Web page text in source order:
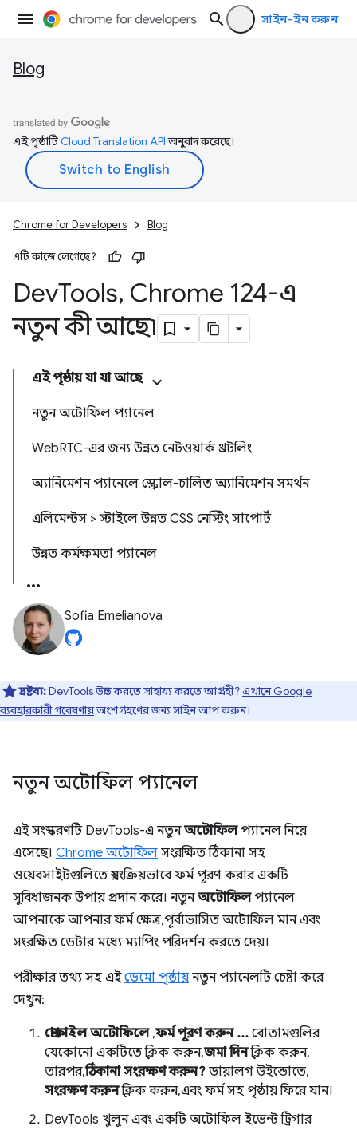
সাইন-ইন করুন
Blog
এই পৃষ্ঠাটিCloud Translation APIঅনুবাদ করেছে।
Chrome for Developers Blog
এটি কাজে লেগেছে?
DevTools, Chrome 124-এ
নতুন কী আছে৷
এই পৃষ্ঠায় যা যা আছে
নতুন অটোফিল প্যানেল
WebRTC-এর জন্য উন্নত নেটওয়ার্ক থ্রটলিং
অ্যানিমেশন প্যানেলে স্ক্রোল-চালিত অ্যানিমেশন সমর্থন
এলিমেন্টস > স্টাইলে উন্নত CSS নেস্টিং সাপোর্ট
উন্নত কর্মক্ষমতা প্যানেল
Sofia Emelianova
দ্রষ্টব্য:DevTools উন্নত করতে সাহায্য করতে আগ্রহী?এখানে Google
ব্যবহারকারী গবেষণায়অংশগ্রহণের জন্য সাইন আপ করুন।
নতুন অটোফিল প্যানেল
এই সংস্করণটি DevTools-এ নতুনঅটোফিলপ্যানেল নিয়ে
এসেছে। Chrome অটোফিল সংরক্ষিত ঠিকানা সহ
ওয়েবসাইটগুলিতে স্বয়ংক্রিয়ভাবে ফর্ম পূরণ করার একটি
সুবিধাজনক উপায় প্রদান করে। নতুনঅটোফিলপ্যানেল
আপনাকে আপনার ফর্ম ক্ষেত্র, পূর্বাভাসিত অটোফিল মান এবং
সংরক্ষিত ডেটার মধ্যে ম্যাপিং পরিদর্শন করতে দেয়।
পরীক্ষার তথ্য সহ এইডেমো পৃষ্ঠায় নতুন প্যানেলটি চেষ্টা করে
দেখুন:
প্রোফাইল অটোফিলে,ফর্ম পূরণ করুন ... বোতামগুলির
যেকোনো একটিতে ক্লিক করুন,জমা দিনক্লিক করুন,
তারপর,ঠিকানা সংরক্ষণ করুন? ডায়ালগ উইন্ডোতে,
সংরক্ষণ করুনক্লিক করুন, এবং ফর্ম সহ পৃষ্ঠায় ফিরে যান।
DevTools খুলুন এবং একটি অটোফিল ইভেন্ট ট্রিগার